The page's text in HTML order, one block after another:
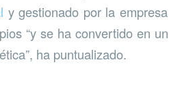
y gestionado por la empresa
“y se ha convertido en un
ha puntualizado.